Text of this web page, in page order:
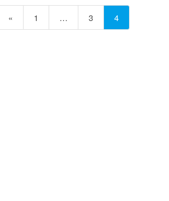
«
固
定
1 …
固
定
3
固
定
4